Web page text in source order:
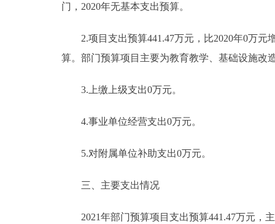
门，2020年无基本支出预算。
2.项目支出预算441.47万元，比2020年0万元
算。部门预算项目主要为教育教学、基础设施改
3.上缴上级支出0万元。
4.事业单位经营支出0万元。
5.对附属单位补助支出0万元。
三、主要支出情况
2021年部门预算项目支出预算441.47万元，